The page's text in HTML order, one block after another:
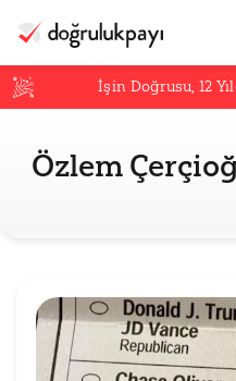
İşin Doğrusu,12
Özlem